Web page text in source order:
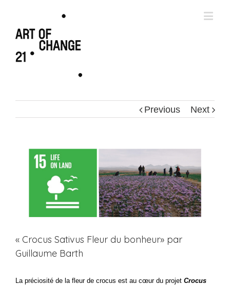
Previous Next
« Crocus Sativus Fleur du bonheur» par
Guillaume Barth
La préciosité de la fleur de crocus est au cœur du projet Crocus